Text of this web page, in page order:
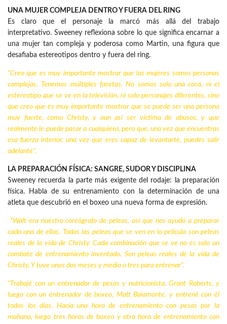
UNA MUJER COMPLEJA DENTRO Y FUERA DEL RING
Es claro que el personaje la marcó más allá del trabajo
interpretativo. Sweeney reflexiona sobre lo que significa encarnar a
una mujer tan compleja y poderosa como Martin, una figura que
desafiaba estereotipos dentro y fuera del ring.
“Creo que es muy importante mostrar que las mujeres somos personas
complejas. Tenemos múltiples facetas. No somos solo una cosa, ni el
estereotipo que se ve en la televisión, ni solo personajes diferentes, sino
que creo que es muy importante mostrar que se puede ser una persona
muy fuerte, como Christy, y aun así ser víctima de abusos, y que
realmente le puede pasar a cualquiera, pero que, una vez que encuentras
esa fuerza interior, una vez que eres capaz de levantarte, puedes salir
adelante”.
LA PREPARACIÓN FÍSICA: SANGRE, SUDOR Y DISCIPLINA
Sweeney recuerda la parte más exigente del rodaje: la preparación
física. Habla de su entrenamiento con la determinación de una
atleta que descubrió en el boxeo una nueva forma de expresión.
“Walt era nuestro coreógrafo de peleas, así que nos ayudó a preparar
cada una de ellas. Todas las peleas que se ven en la película son peleas
reales de la vida de Christy. Cada combinación que se ve no es solo un
combate de entrenamiento inventado. Son peleas reales de la vida de
Christy. Y tuve unos dos meses y medio o tres para entrenar”.
“Trabajé con un entrenador de pesas y nutricionista, Grant Roberts, y
luego con un entrenador de boxeo, Matt Baiamonte, y entrené con él
todos los días. Hacía una hora de entrenamiento con pesas por la
mañana, luego tres horas de boxeo y otra hora de entrenamiento con